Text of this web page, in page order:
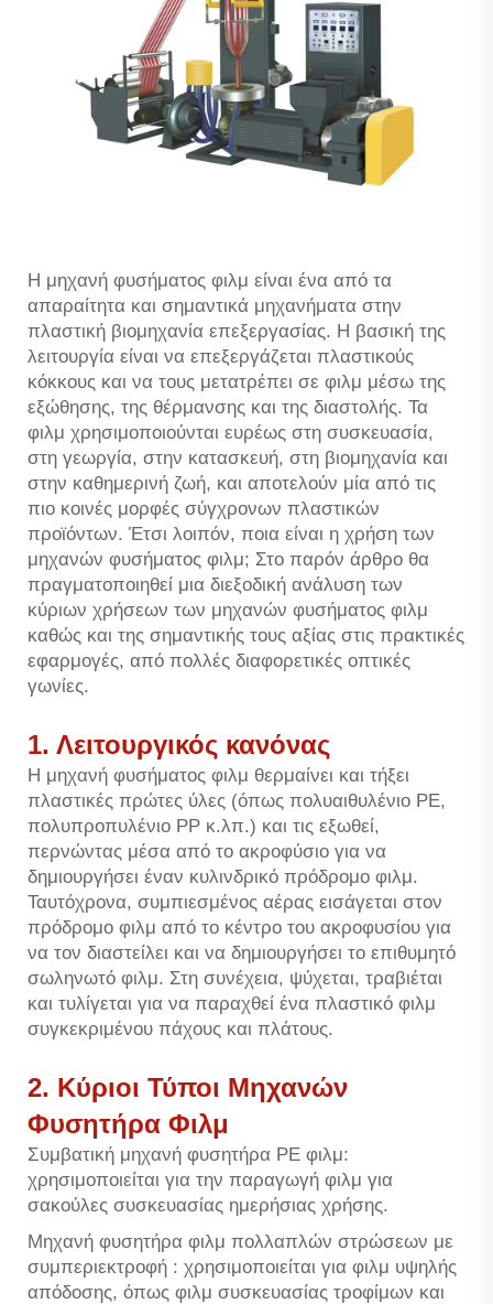
Η μηχανή φυσήματος φιλμ είναι ένα από τα
απαραίτητα και σημαντικά μηχανήματα στην
πλαστική βιομηχανία επεξεργασίας. Η βασική της
λειτουργία είναι να επεξεργάζεται πλαστικούς
κόκκους και να τους μετατρέπει σε φιλμ μέσω της
εξώθησης, της θέρμανσης και της διαστολής. Τα
φιλμ χρησιμοποιούνται ευρέως στη συσκευασία,
στη γεωργία, στην κατασκευή, στη βιομηχανία και
στην καθημερινή ζωή, και αποτελούν μία από τις
πιο κοινές μορφές σύγχρονων πλαστικών
προϊόντων. Έτσι λοιπόν, ποια είναι η χρήση των
μηχανών φυσήματος φιλμ; Στο παρόν άρθρο θα
πραγματοποιηθεί μια διεξοδική ανάλυση των
κύριων χρήσεων των μηχανών φυσήματος φιλμ
καθώς και της σημαντικής τους αξίας στις πρακτικές
εφαρμογές, από πολλές διαφορετικές οπτικές
γωνίες.
1. Λειτουργικός κανόνας
Η μηχανή φυσήματος φιλμ θερμαίνει και τήξει
πλαστικές πρώτες ύλες (όπως πολυαιθυλένιο PE,
πολυπροπυλένιο PP κ.λπ.) και τις εξωθεί,
περνώντας μέσα από το ακροφύσιο για να
δημιουργήσει έναν κυλινδρικό πρόδρομο φιλμ.
Ταυτόχρονα, συμπιεσμένος αέρας εισάγεται στον
πρόδρομο φιλμ από το κέντρο του ακροφυσίου για
να τον διαστείλει και να δημιουργήσει το επιθυμητό
σωληνωτό φιλμ. Στη συνέχεια, ψύχεται, τραβιέται
και τυλίγεται για να παραχθεί ένα πλαστικό φιλμ
συγκεκριμένου πάχους και πλάτους.
2. Κύριοι Τύποι Μηχανών
Φυσητήρα Φιλμ
Συμβατική μηχανή φυσητήρα PE φιλμ:
χρησιμοποιείται για την παραγωγή φιλμ για
σακούλες συσκευασίας ημερήσιας χρήσης.
Μηχανή φυσητήρα φιλμ πολλαπλών στρώσεων με
συμπεριεκτροφή : χρησιμοποιείται για φιλμ υψηλής
απόδοσης, όπως φιλμ συσκευασίας τροφίμων και